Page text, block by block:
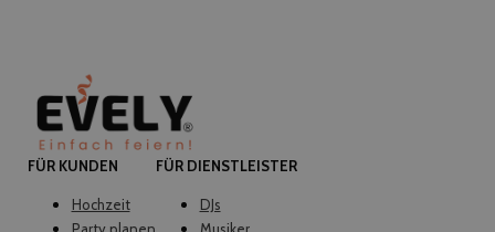
FÜR KUNDEN
Hochzeit
FÜR DIENSTLEISTER
DJs